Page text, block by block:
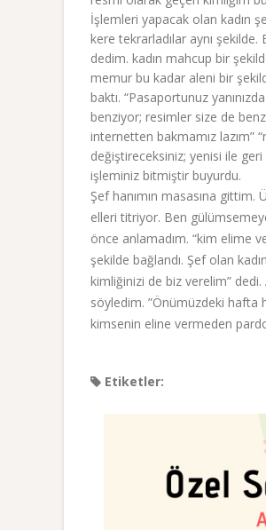
İşlemleri yapacak olan kadın
kere tekrarladılar aynı
dedim. kadın mahcup bir
memur bu kadar aleni bir
baktı. “Pasaportunuz
benziyor; resimler size de
internetten bakmamız lazım”
değiştireceksiniz; yenisi ile geri
işleminiz bitmiştir buyurdu.
Şef hanımın masasına gittim.
elleri titriyor. Ben
önce anlamadım. “kim elime
şekilde bağlandı. Şef olan
kimliğinizi de biz verelim”
söyledim. ”Önümüzdeki hafta
kimsenin eline vermeden
Etiketler: